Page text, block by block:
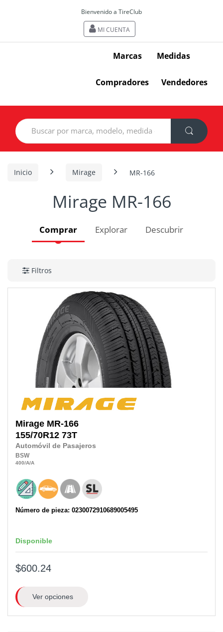
Bienvenido a TireClub
MI CUENTA
Marcas Medidas
Compradores Vendedores
Search
for:
Inicio Mirage MR-166
Mirage MR-166
Comprar Explorar Descubrir
Filtros
Mirage MR-166
155/70R12 73T
Automóvil de Pasajeros
BSW
400/A/A
Número de pieza: 0230072910689005495
Disponible
$600.24
Ver opciones